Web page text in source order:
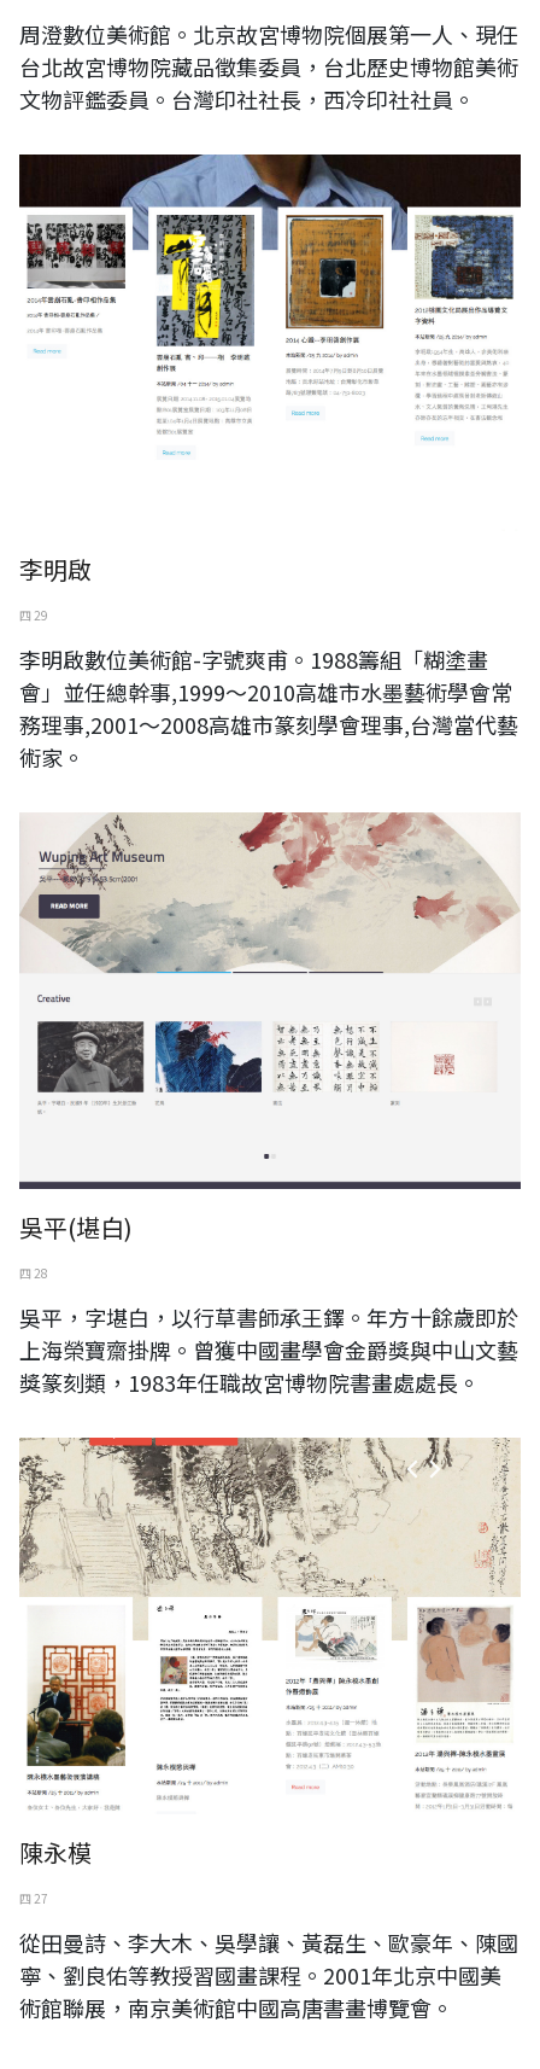
周澄數位美術館。北京故宮博物院個展第一人、現任
台北故宮博物院藏品徵集委員，台北歷史博物館美術
文物評鑑委員。台灣印社社長，西冷印社社員。
李明啟
四 29
李明啟數位美術館-字號爽甫。1988籌組「糊塗畫
會」並任總幹事,1999～2010高雄市水墨藝術學會常
務理事,2001～2008高雄市篆刻學會理事,台灣當代藝
術家。
吳平(堪白)
四 28
吳平，字堪白，以行草書師承王鐸。年方十餘歲即於
上海榮寶齋掛牌。曾獲中國畫學會金爵獎與中山文藝
獎篆刻類，1983年任職故宮博物院書畫處處長。
陳永模
四 27
從田曼詩、李大木、吳學讓、黃磊生、歐豪年、陳國
寧、劉良佑等教授習國畫課程。2001年北京中國美
術館聯展，南京美術館中國高唐書畫博覽會。